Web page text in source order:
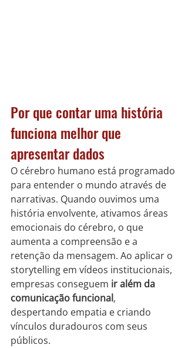
Por que contar uma história
funciona melhor que
apresentar dados
O cérebro humano está programado
para entender o mundo através de
narrativas. Quando ouvimos uma
história envolvente, ativamos áreas
emocionais do cérebro, o que
aumenta a compreensão e a
retenção da mensagem. Ao aplicar o
storytelling em vídeos institucionais,
empresas conseguem ir além da
comunicação funcional,
despertando empatia e criando
vínculos duradouros com seus
públicos.